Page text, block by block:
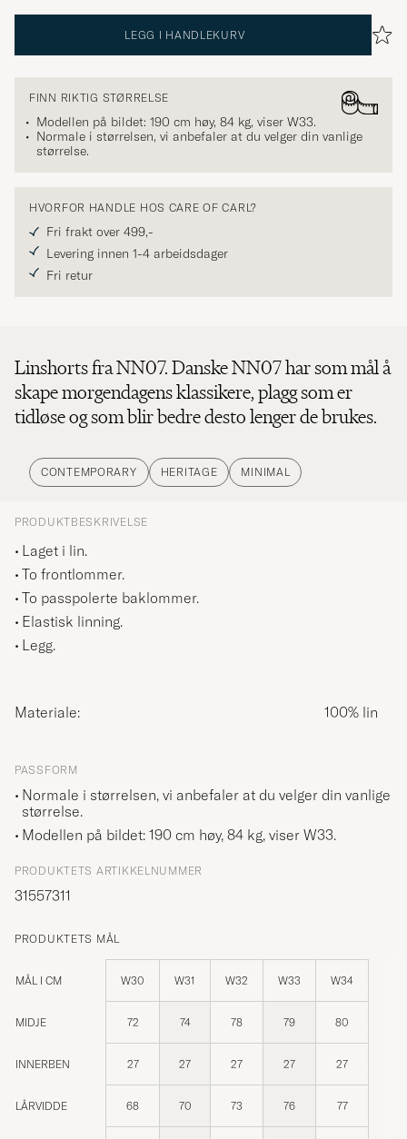
LEGG I HANDLEKURV
FINN RIKTIG STØRRELSE
Modellen på bildet: 190 cm høy, 84 kg, viser W33.
Normale i størrelsen, vi anbefaler at du velger din vanlige
størrelse.
HVORFOR HANDLE HOS CARE OF CARL?
Fri frakt over 499,-
Levering innen 1-4 arbeidsdager
Fri retur
Linshorts fra NN07. Danske NN07 har som mål å
skape morgendagens klassikere, plagg som er
tidløse og som blir bedre desto lenger de brukes.
CONTEMPORARY HERITAGE MINIMAL
PRODUKTBESKRIVELSE
Laget i lin.
To frontlommer.
To passpolerte baklommer.
Elastisk linning.
Legg.
Materiale: 100% lin
PASSFORM
Normale i størrelsen, vi anbefaler at du velger din vanlige
størrelse.
Modellen på bildet: 190 cm høy, 84 kg, viser W33.
PRODUKTETS ARTIKKELNUMMER
31557311
PRODUKTETS MÅL
MÅL I CM W30 W31 W32 W33 W34
MIDJE 72 74 78 79 80
INNERBEN 27 27 27 27 27
LÅRVIDDE 68 70 73 76 77